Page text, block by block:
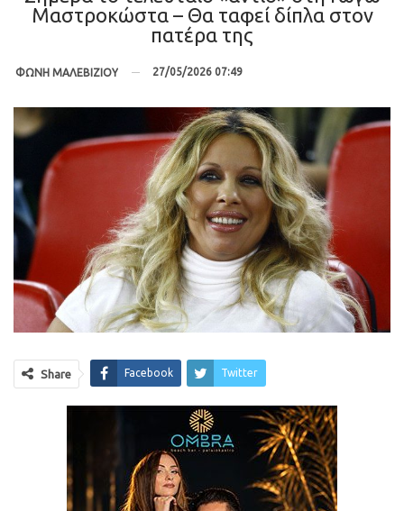
Μαστροκώστα – Θα ταφεί δίπλα στον
πατέρα της
ΦΩΝΗ ΜΑΛΕΒΙΖΙΟΥ 27/05/2026 07:49
Share Facebook Twitter